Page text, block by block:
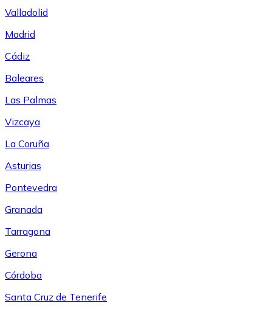
Valladolid
Madrid
Cádiz
Baleares
Las Palmas
Vizcaya
La Coruña
Asturias
Pontevedra
Granada
Tarragona
Gerona
Córdoba
Santa Cruz de Tenerife